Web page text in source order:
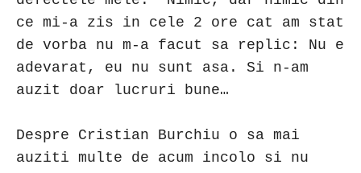
ce mi-a zis in cele 2 ore cat am stat
de vorba nu m-a facut sa replic: Nu e
adevarat, eu nu sunt asa. Si n-am
auzit doar lucruri bune…
Despre Cristian Burchiu o sa mai
auziti multe de acum incolo si nu